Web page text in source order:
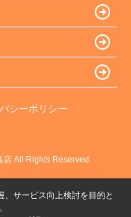
シーポリシー
All Rights Reserved.
サービス向上検討を目的と